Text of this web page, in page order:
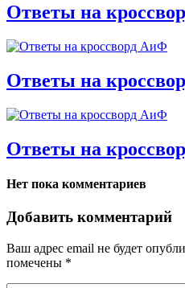
Ответы на
Ответы на
Ответы на
Нет пока комментариев
Добавить комментарий
Ваш адрес email не будет
помечены *